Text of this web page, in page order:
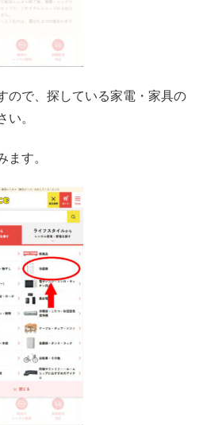
ので、探している家電・家具の
い。
ます。